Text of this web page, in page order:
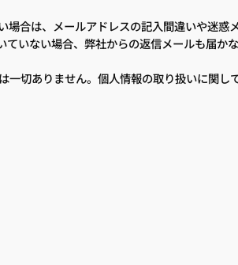
場合は、メールアドレスの記入間違いや迷惑
いない場合、弊社からの返信メールも届か
一切ありません。個人情報の取り扱いに関し